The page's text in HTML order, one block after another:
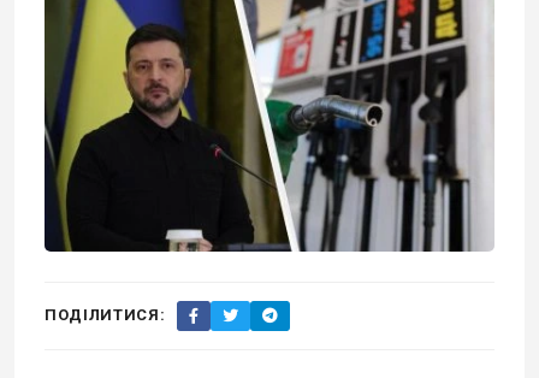
ПОДІЛИТИСЯ: